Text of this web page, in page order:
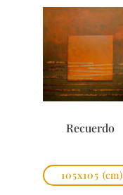
Recuerdo
105x105 (cm)